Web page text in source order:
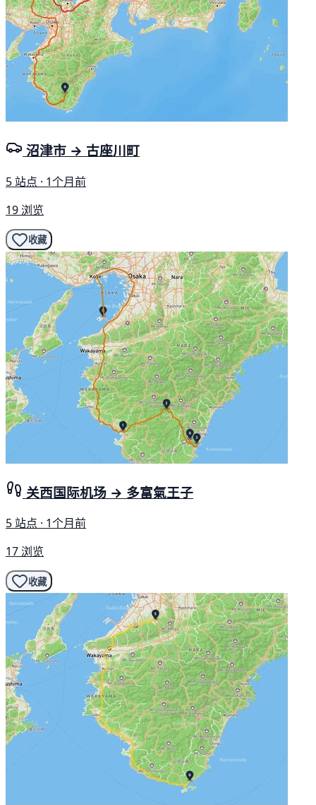
沼津市 → 古座川町
5 站点 · 1个月前
19 浏览
收藏
关西国际机场 → 多富氣王子
5 站点 · 1个月前
17 浏览
收藏